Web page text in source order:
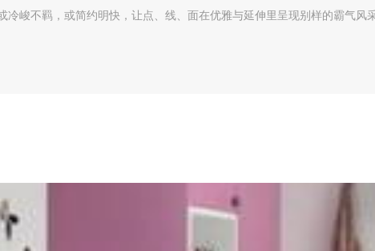
冷峻不羁，或简约明快，让点、线、面在优雅与延伸里呈现别样的霸气风采